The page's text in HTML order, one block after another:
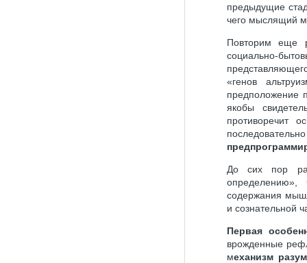
предыдущие
чего мыслящий
Повторим еще
социально-
«генов
предположение
якобы
противоречит
До сих пор
определению»,
содержания
и сознательной
Первая
врожденные
механизм